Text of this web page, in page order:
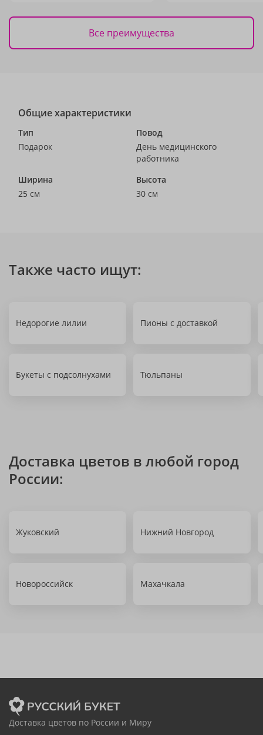
Все преимущества
Общие характеристики
Тип
Подарок
Повод
День медицинского
работника
Ширина
25 см
Высота
30 см
Также часто ищут:
Недорогие лилии Пионы с доставкой
Букеты с подсолнухами Тюльпаны
Доставка цветов в любой город
России:
Жуковский Нижний Новгород
Новороссийск Махачкала
Доставка цветов по России и Миру